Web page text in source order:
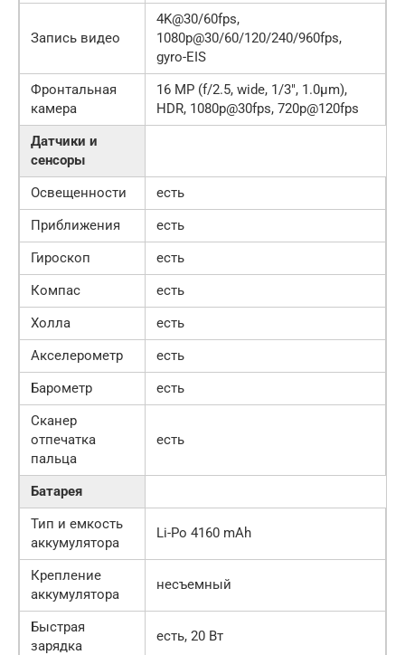
Запись видео
4K@30/60fps,
1080p@30/60/120/240/960fps,
gyro-EIS
Фронтальная
камера
16 MP (f/2.5, wide, 1/3″, 1.0µm),
HDR, 1080p@30fps, 720p@120fps
Датчики и
сенсоры
Освещенности
есть
Приближения
есть
Гироскоп
есть
Компас
есть
Холла
есть
Акселерометр
есть
Барометр
есть
Сканер
отпечатка
пальца
есть
Батарея
Тип и емкость
аккумулятора
Li-Po 4160 mAh
Крепление
аккумулятора
несъемный
Быстрая
зарядка
есть, 20 Вт